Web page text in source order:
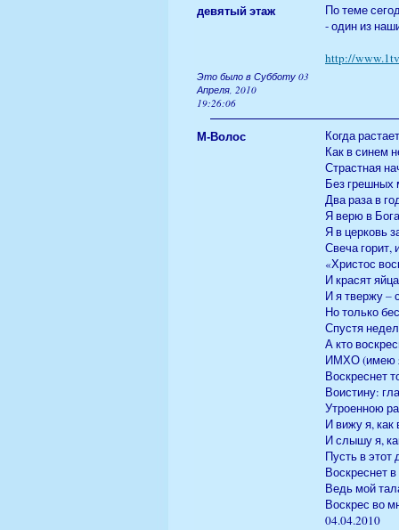
девятый этаж
По теме
- один из
http://
Это было в Субботу 03
Апреля, 2010
19:26:06
М-Волос
Когда
Как в синем
Страстная
Без грешных
Два раза в
Я верю в
Я в церковь
Свеча горит,
«Христос
И красят
И я твержу –
Но только
Спустя
А кто
ИМХО (имею
Воскреснет
Воистину:
Утроенною
И вижу я,
И слышу я,
Пусть в этот
Воскреснет
Ведь мой
Воскрес во
04.04.2010